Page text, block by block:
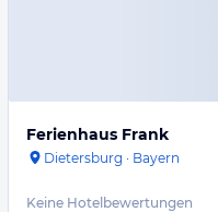
Ferienhaus Frank
Dietersburg · Bayern
Keine Hotelbewertungen